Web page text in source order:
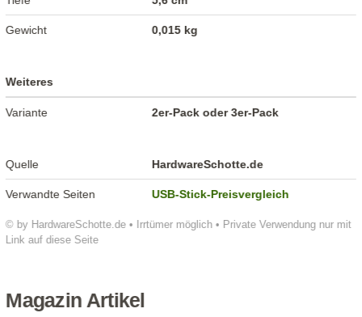
© by HardwareSchotte.de • Irrtümer möglich • Private Verwendung nur mit
Link auf diese Seite
Gewicht 0,015 kg
Weiteres
Variante 2er-Pack oder 3er-Pack
Quelle HardwareSchotte.de
Verwandte Seiten USB-Stick-Preisvergleich
Magazin Artikel